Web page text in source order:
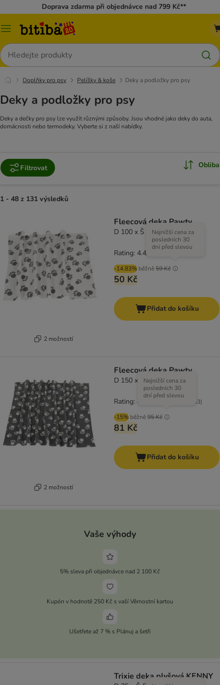
Doprava zdarma při objednávce nad 799 Kč**
Kategorie
Hledat
Doplňky pro psy Pelíšky & koše Deky a podložky pro psy
Deky a podložky pro psy
Deky a dečky pro psy lze využít různými způsoby. Jsou vhodné jako deky do auta,
domácnosti nebo termodeky. Vyberte si z naší nabídky.
Filtrovat Obliba
1 - 48 z 131 výsledků
2 možností
Fleecová deka Pawty
D 100 x Š 70 cm
-14.83% běžně59 Kč
Nejnižší cena za
posledních 30
dní před slevou
50 Kč
Rating: 4.4/5
Přidat do košíku
2 možností
Fleecová deka Pawty
D 150 x Ś 100 cm
-15% běžně95 Kč
Nejnižší cena za
posledních 30
dní před slevou
81 Kč
Rating: 4.4/5 63)
Přidat do košíku
Vaše výhody
5% sleva při objednávce nad 2 100 Kč
Kupón v hodnotě 250 Kč s vaší Věrnostní kartou
Ušetřete až 7 % s Plánuj a šetři
Trixie deka plyšová KENNY